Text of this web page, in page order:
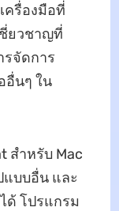
ครื่องมือที่
ยวชาญที่
รจัดการ
อื่นๆ ใน
สำหรับ Mac
แบบอื่น และ
ด้ โปรแกรม